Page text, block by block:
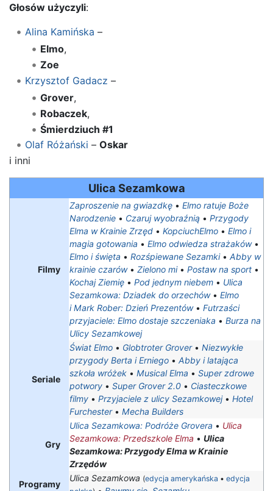
Głosów użyczyli:
Alina Kamińska –
Elmo,
Zoe
Krzysztof Gadacz –
Grover,
Robaczek,
Śmierdziuch #1
Olaf Różański – Oskar
i inni
Ulica Sezamkowa
Filmy
Zaproszenie na gwiazdkę • Elmo ratuje Boże
Narodzenie • Czaruj wyobraźnią • Przygody
Elma w Krainie Zrzęd • KopciuchElmo • Elmo i
magia gotowania • Elmo odwiedza strażaków•
Elmo i święta • Rozśpiewane Sezamki• Abby w
krainie czarów• Zielono mi• Postaw na sport •
Kochaj Ziemię • Pod jednym niebem • Ulica
Sezamkowa: Dziadek do orzechów• Elmo
i Mark Rober: Dzień Prezentów• Futrzaści
przyjaciele: Elmo dostaje szczeniaka • Burza na
Ulicy Sezamkowej
Seriale
Świat Elmo • Globtroter Grover• Niezwykłe
przygody Berta i Erniego • Abby i latająca
szkoła wróżek • Musical Elma • Super zdrowe
potwory • Super Grover 2.0 • Ciasteczkowe
filmy • Przyjaciele z ulicy Sezamkowej• Hotel
Furchester• Mecha Builders
Gry
Ulica Sezamkowa: Podróże Grovera • Ulica
Sezamkowa: Przedszkole Elma • Ulica
Sezamkowa: Przygody Elma w Krainie
Zrzędów
Programy
Ulica Sezamkowa (edycja amerykańska • edycja